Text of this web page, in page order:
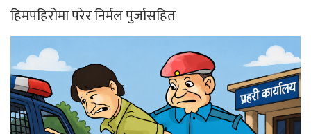
हिमपहिरोमा परेर निर्मल पुर्जासहित